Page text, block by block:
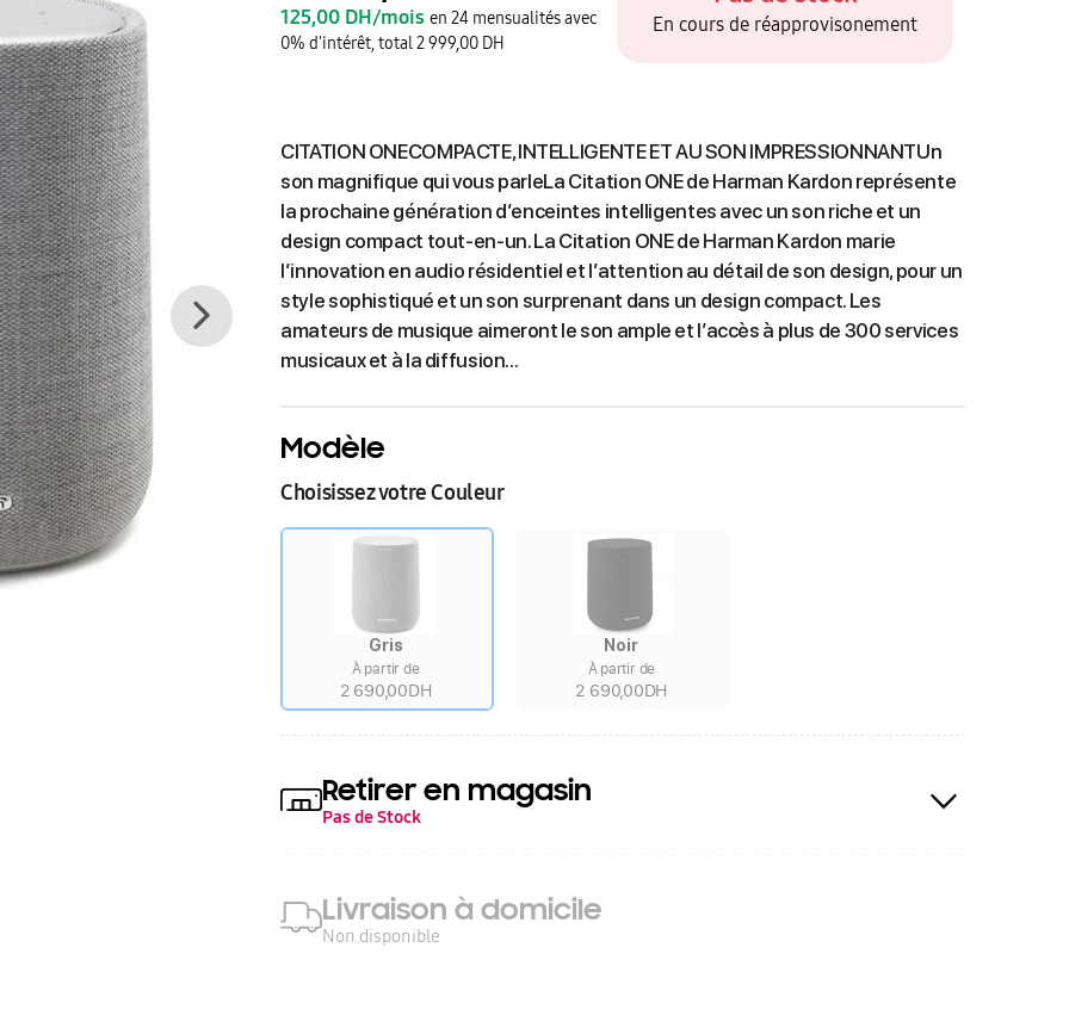
125,00 DH/moisen 24 mensualités avec
0% d'intérêt, total 2 999,00 DH
En cours de réapprovisonement
CITATION ONECOMPACTE, INTELLIGENTE ET AU SON IMPRESSIONNANTUn
son magnifique qui vous parleLa Citation ONE de Harman Kardon représente
la prochaine génération d’enceintes intelligentes avec un son riche et un
design compact tout-en-un. La Citation ONE de Harman Kardon marie
l’innovation en audio résidentiel et l’attention au détail de son design, pour un
style sophistiqué et un son surprenant dans un design compact. Les
amateurs de musique aimeront le son ample et l’accès à plus de 300 services
musicaux et à la diffusion...
Modèle
Choisissez votre Couleur
Gris
À partir de
2 690,00DH
Noir
À partir de
2 690,00DH
Retirer en magasin
Pas de Stock
Livraison à domicile
Non disponible